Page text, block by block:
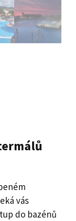
vás
do bazénů